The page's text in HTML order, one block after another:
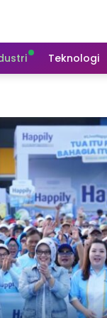
Teknologi